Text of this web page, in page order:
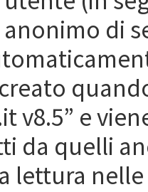
di
v8.5” e
da quelli
lettura